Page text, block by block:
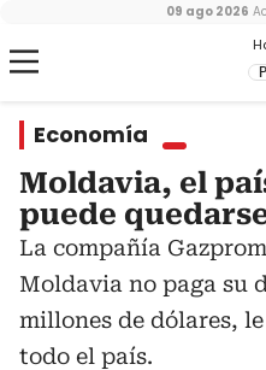
09 ago 2026
Economía
Moldavia, el
puede
La compañía
Moldavia no paga su
millones de dólares,
todo el país.